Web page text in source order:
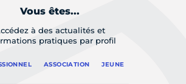
Vous êtes...
à des actualités et
pratiques par profil
ASSOCIATION JEUNE